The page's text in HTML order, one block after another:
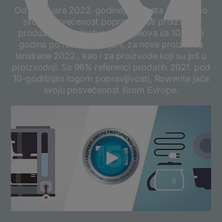
Od 1. januara 2022. godine, Rowenta je pojačao
svoju posvećenost popravljivosti proizvoda
produžavajući dostupnost dijelova sa 10 na 15
godina po razumnoj cijeni, za nove proizvode
lansirane 2022., kao i za proizvode koji su još u
proizvodnji. Sa 96% referenci prodatih 2021. pod
10-godišnjim logom popravljivosti, Rowenta jača
svoju posvećenost širom Evrope.